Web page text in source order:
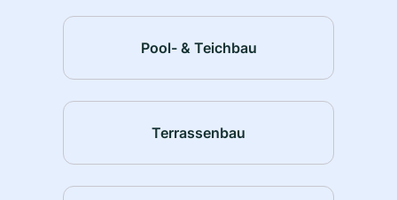
Pool- & Teichbau
Terrassenbau